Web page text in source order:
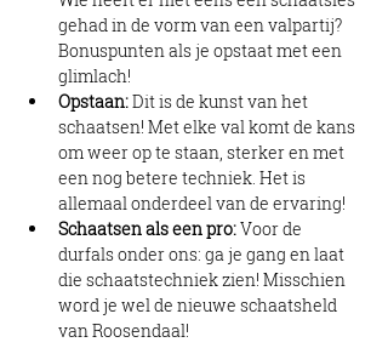
gehad in de vorm van een valpartij?
Bonuspunten als je opstaat met een
glimlach!
Opstaan: Dit is de kunst van het
schaatsen! Met elke val komt de kans
om weer op te staan, sterker en met
een nog betere techniek. Het is
allemaal onderdeel van de ervaring!
Schaatsen als een pro: Voor de
durfals onder ons: ga je gang en laat
die schaatstechniek zien! Misschien
word je wel de nieuwe schaatsheld
van Roosendaal!